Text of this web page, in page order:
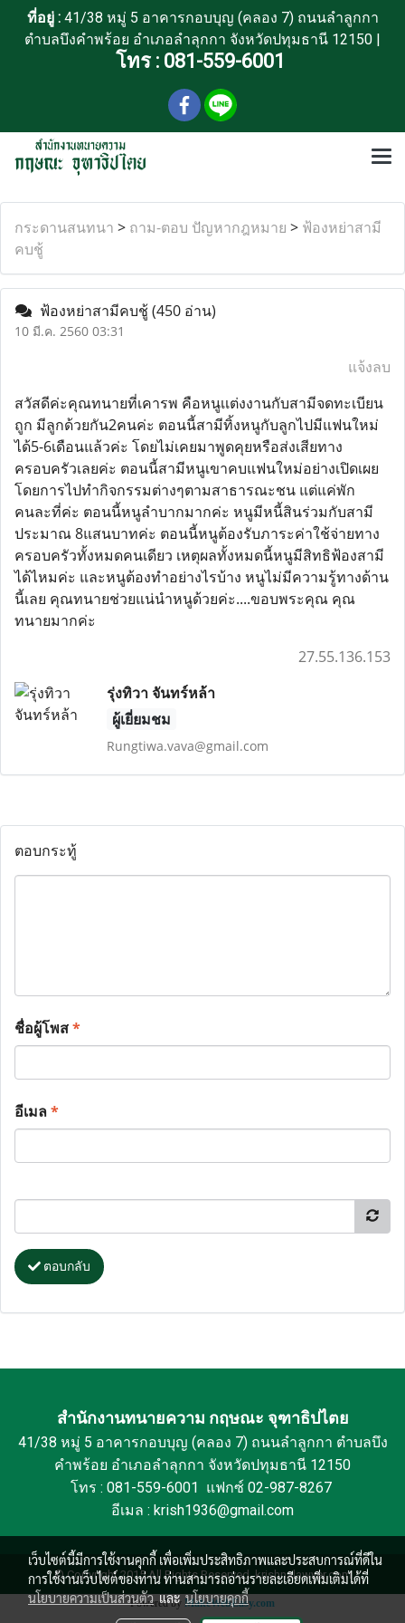
ที่อยู่ :41/38 หมู่ 5 อาคารกอบบุญ (คลอง 7) ถนนลำลูกกา
ตำบลบึงคำพร้อย อำเภอลำลุกกา จังหวัดปทุมธานี 12150 |
โทร : 081-559-6001
กระดานสนทนา > ถาม-ตอบ ปัญหากฎหมาย > ฟ้องหย่าสามี
คบชู้
ฟ้องหย่าสามีคบชู้(450 อ่าน)
10 มี.ค. 2560 03:31
แจ้งลบ
สวัสดีค่ะคุณทนายที่เคารพ คือหนูเเต่งงานกับสามีจดทะเบียน
ถูก มีลูกด้วยกัน2คนค่ะ ตอนนี้สามีทิ้งหนูกับลูกไปมีแฟนใหม่
ได้5-6เดือนแล้วค่ะ โดยไม่เคยมาพูดคุยหรือส่งเสียทาง
ครอบครัวเลยค่ะ ตอนนี้สามีหนูเขาคบแฟนใหม่อย่างเปิดเผย
โดยการไปทำกิจกรรมต่างๆตามสาธารณะชน แต่แค่พัก
คนละที่ค่ะ ตอนนี้หนูลำบากมากค่ะ หนูมีหนี้สินร่วมกับสามี
ประมาณ 8แสนบาทค่ะ ตอนนี้หนูต้องรับภาระค่าใช้จ่ายทาง
ครอบครัวทั้งหมดคนเดียว เหตุผลทั้งหมดนี้หนูมีสิทธิฟ้องสามี
ได้ไหมค่ะ และหนูต้องทำอย่างไรบ้าง หนูไม่มีความรู้ทางด้าน
นี้เลย คุณทนายช่วยแน่นำหนูด้วยค่ะ....ขอบพระคุณ คุณ
ทนายมากค่ะ
27.55.136.153
รุ่งทิวา จันทร์หล้า
ผู้เยี่ยมชม
Rungtiwa.vava@gmail.com
ตอบกระทู้
ชื่อผู้โพส*
อีเมล*
ตอบกลับ
สำนักงานทนายความ กฤษณะ จุฑาธิปไตย
41/38 หมู่ 5 อาคารกอบบุญ (คลอง 7) ถนนลำลูกกา ตำบลบึง
คำพร้อย อำเภอลำลุกกา จังหวัดปทุมธานี 12150
โทร : 081-559-6001 แฟกซ์ 02-987-8267
อีเมล : krish1936@gmail.com
© Copyright 2015 All Rights Reserved. krishnalawyer.com
Powered by MakeWebEasy.com
เว็บไซต์นี้มีการใช้งานคุกกี้ เพื่อเพิ่มประสิทธิภาพและประสบการณ์ที่ดีใน
การใช้งานเว็บไซต์ของท่าน ท่านสามารถอ่านรายละเอียดเพิ่มเติมได้ที่
นโยบายความเป็นส่วนตัวและนโยบายคุกกี้